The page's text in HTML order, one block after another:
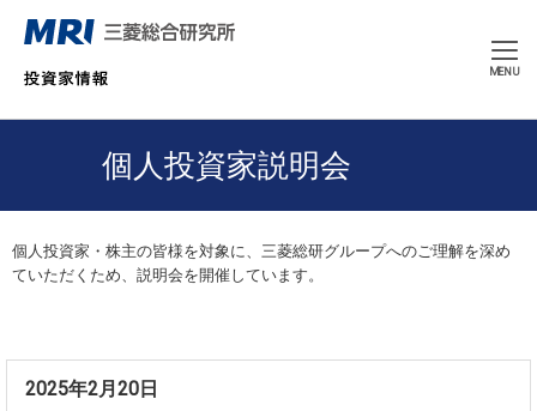
CLOSE
MENU
個人投資家説明会
個人投資家・株主の皆様を対象に、三菱総研グループへのご理解を深め
ていただくため、説明会を開催しています。
2025年2月20日